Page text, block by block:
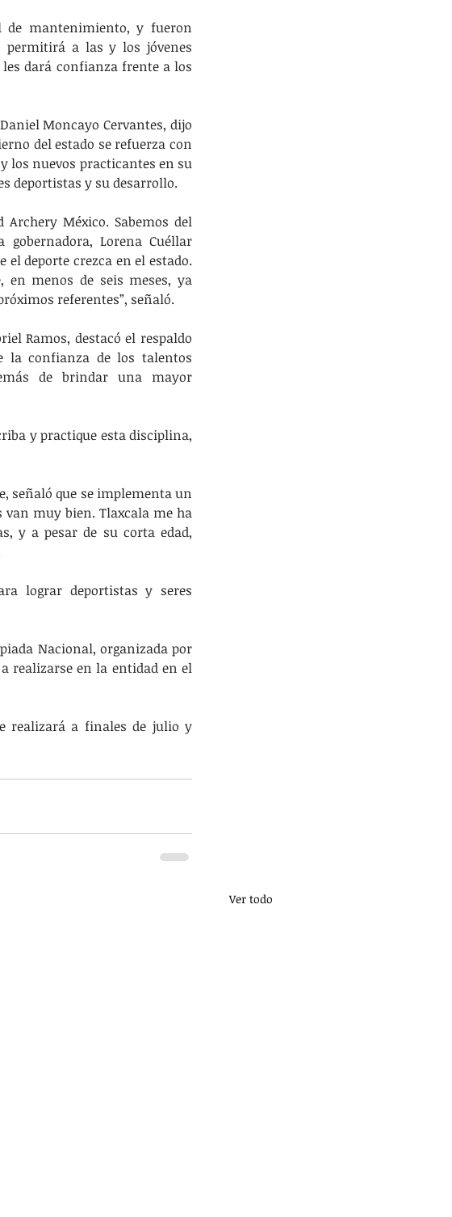
de mantenimiento, y fueron
permitirá a las y los jóvenes
dará confianza frente a los
Moncayo Cervantes, dijo
del estado se refuerza con
los nuevos practicantes en su
deportistas y su desarrollo.
México. Sabemos del
Lorena Cuéllar
el deporte crezca en el estado.
en menos de seis meses, ya
referentes”, señaló.
Ramos, destacó el respaldo
la confianza de los talentos
de brindar una mayor
y practique esta disciplina,
señaló que se implementa un
muy bien. Tlaxcala me ha
y a pesar de su corta edad,
lograr deportistas y seres
Nacional, organizada por
realizarse en la entidad en el
realizará a finales de julio y
Ver todo